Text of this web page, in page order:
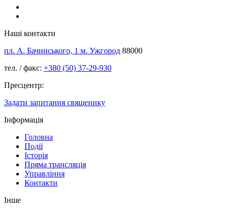
Наші контакти
пл. А. Бачинського, 1 м. Ужгород 88000
тел. / факс: +380 (50) 37-29-930
Пресцентр:
Задати запитання священику
Інформація
Головна
Події
Історія
Пряма трансляція
Управління
Контакти
Інше